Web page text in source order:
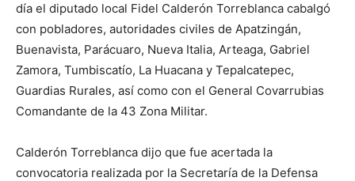
día el diputado local Fidel Calderón Torreblanca cabalgó
con pobladores, autoridades civiles de Apatzingán,
Buenavista, Parácuaro, Nueva Italia, Arteaga, Gabriel
Zamora, Tumbiscatío, La Huacana y Tepalcatepec,
Guardias Rurales, así como con el General Covarrubias
Comandante de la 43 Zona Militar.
Calderón Torreblanca dijo que fue acertada la
convocatoria realizada por la Secretaría de la Defensa